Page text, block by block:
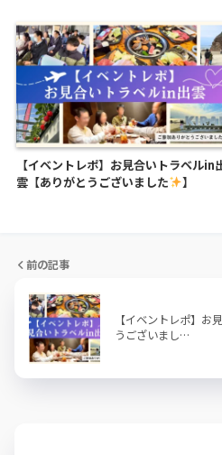
【イベントレポ】お見合いトラベルin
雲【ありがとうございました
】
前の記事
【イベントレポ】お
うございまし…